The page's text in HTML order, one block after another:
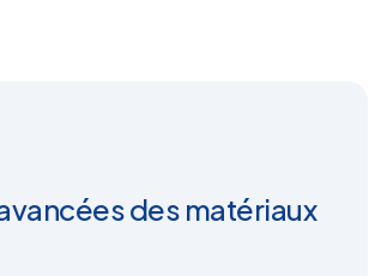
des matériaux